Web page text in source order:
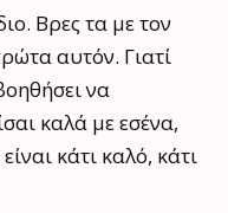
Βρες τα με τον
αυτόν. Γιατί
να
καλά με εσένα,
κάτι καλό, κάτι